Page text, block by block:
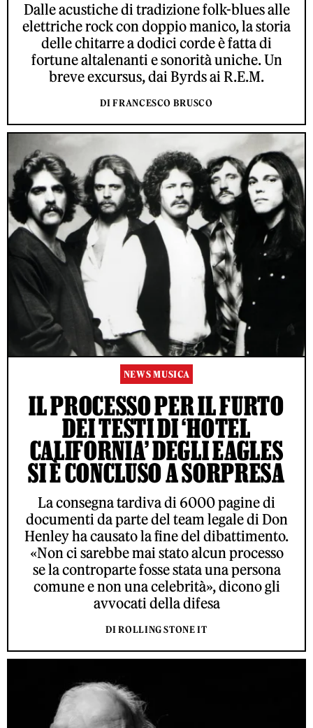
Dalle acustiche di tradizione folk-blues alle
elettriche rock con doppio manico, la storia
delle chitarre a dodici corde è fatta di
fortune altalenanti e sonorità uniche. Un
breve excursus, dai Byrds ai R.E.M.
DI FRANCESCO BRUSCO
NEWS MUSICA
IL PROCESSO PER IL FURTO
DEI TESTI DI ‘HOTEL
CALIFORNIA’ DEGLI EAGLES
SI È CONCLUSO A SORPRESA
La consegna tardiva di 6000 pagine di
documenti da parte del team legale di Don
Henley ha causato la fine del dibattimento.
«Non ci sarebbe mai stato alcun processo
se la controparte fosse stata una persona
comune e non una celebrità», dicono gli
avvocati della difesa
DI ROLLING STONE IT